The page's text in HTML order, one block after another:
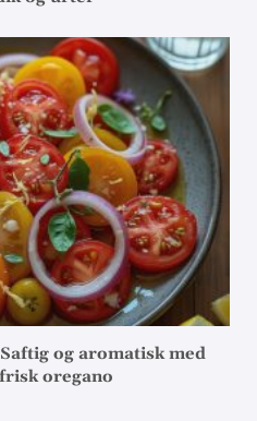
og aromatisk med
oregano